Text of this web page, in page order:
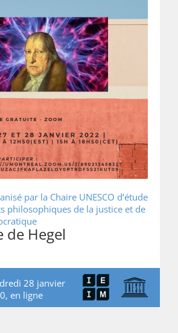
par la Chaire UNESCO d’étude
philosophiques de la justice et de
de Hegel
28 janvier
en ligne